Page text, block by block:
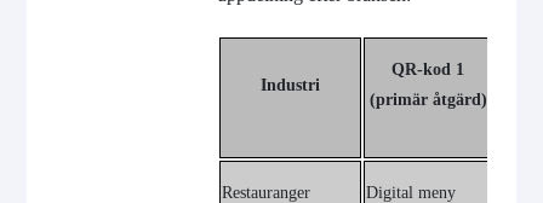
Industri
QR-kod 1
(primär åtgärd)
Restauranger Digital meny